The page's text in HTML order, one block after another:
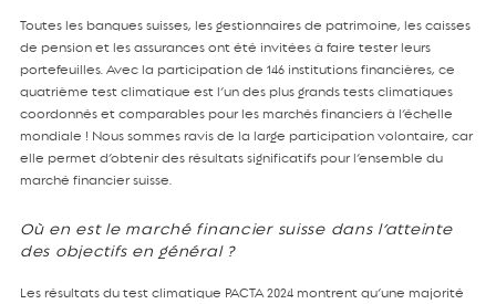
Toutes les banques suisses, les gestionnaires de patrimoine, les caisses
de pension et les assurances ont été invitées à faire tester leurs
portefeuilles. Avec la participation de 146 institutions financières, ce
quatrième test climatique est l’un des plus grands tests climatiques
coordonnés et comparables pour les marchés financiers à l’échelle
mondiale ! Nous sommes ravis de la large participation volontaire, car
elle permet d’obtenir des résultats significatifs pour l’ensemble du
marché financier suisse.
Où en est le marché financier suisse dans l’atteinte
des objectifs en général ?
Les résultats du test climatique PACTA 2024 montrent qu’une majorité